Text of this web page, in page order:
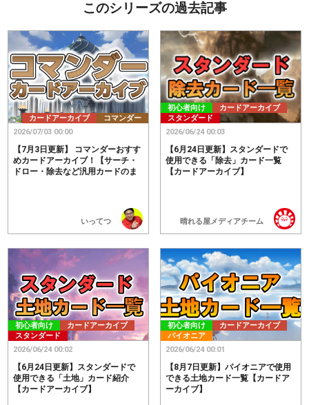
このシリーズの過去記事
カードアーカイブ コマンダー
いってつ
【7月3日更新】 コマンダーおすす
めカードアーカイブ！【サーチ・
ドロー・除去など汎用カードのま
2026/07/03 00:00
初心者向け
カードアーカイブ
スタンダード
晴れる屋メディアチーム
【6月24日更新】スタンダードで
使用できる「除去」カード一覧
【カードアーカイブ】
2026/06/24 00:03
初心者向け
カードアーカイブ
スタンダード
【6月24日更新】スタンダードで
使用できる「土地」カード紹介
【カードアーカイブ】
2026/06/24 00:02
初心者向け
カードアーカイブ
パイオニア
【8月7日更新】パイオニアで使用
できる土地カード一覧【カードア
ーカイブ】
2026/06/24 00:01